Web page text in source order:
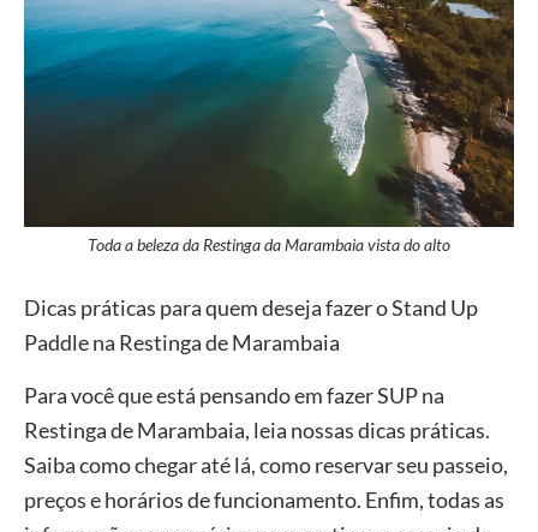
Toda a beleza da Restinga da Marambaia vista do alto
Dicas práticas para quem deseja fazer o Stand Up
Paddle na Restinga de Marambaia
Para você que está pensando em fazer SUP na
Restinga de Marambaia, leia nossas dicas práticas.
Saiba como chegar até lá, como reservar seu passeio,
preços e horários de funcionamento. Enfim, todas as